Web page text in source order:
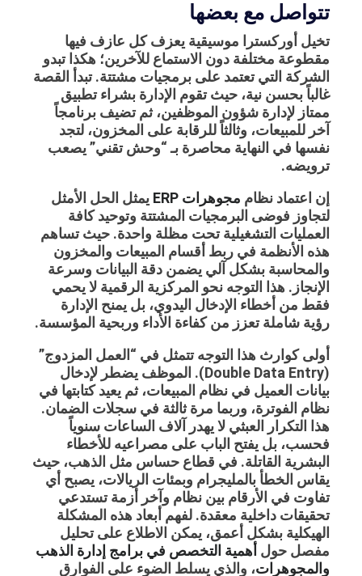
تتواصل مع بعضها
تخيل أوركسترا موسيقية يعزف كل عازف فيها
مقطوعة مختلفة دون الاستماع للآخرين؛ هكذا تبدو
الشركة التي تعتمد على برمجيات مشتتة. تبدأ القصة
غالباً بحسن نية، حيث تقوم الإدارة بشراء تطبيق
ممتاز لإدارة شؤون الموظفين، ثم تضيف برنامجاً
آخر للمبيعات، وثالثاً للرقابة على المخزون، لتجد
نفسها في النهاية محاصرة بـ “وحش تقني” يصعب
ترويضه.
إن اعتماد نظام مجوهرات ERP
يمثل الحل الأمثل
لتجاوز فوضى البرمجيات المشتتة وتوحيد كافة
العمليات التشغيلية تحت مظلة واحدة. حيث تساهم
هذه الأنظمة في ربط أقسام المبيعات والمخزون
والمحاسبة بشكل آلي يضمن دقة البيانات وسرعة
الإنجاز. هذا التوجه نحو المركزية الرقمية لا يحمي
فقط من أخطاء الإدخال اليدوي، بل يمنح الإدارة
رؤية شاملة تعزز من كفاءة الأداء وربحية المؤسسة.
أولى كوارث هذا التوجه تتمثل في “العمل المزدوج”
(Double Data Entry). الموظف يضطر لإدخال
بيانات العميل في نظام المبيعات، ثم يعيد كتابتها في
نظام الفوترة، وربما مرة ثالثة في سجلات الضمان.
هذا التكرار العبثي لا يهدر آلاف الساعات سنوياً
فحسب، بل يفتح الباب على مصراعيه للأخطاء
البشرية القاتلة. في قطاع حساس مثل الذهب، حيث
يقاس الخطأ بالمليجرام وبمئات الريالات، يصبح أي
تفاوت في الأرقام بين نظام وآخر أزمة تستدعي
تحقيقات داخلية معقدة. لفهم أبعاد هذه المشكلة
الهيكلية بشكل أعمق، يمكن الاطلاع على تحليل
مفصل حول أهمية التخصص في برامج إدارة الذهب
والمجوهرات، والذي يسلط الضوء على الفوارق